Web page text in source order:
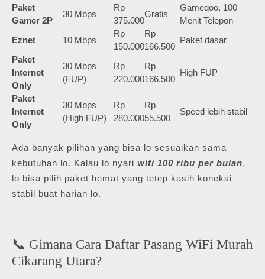
Paket
Gamer 2P
30 Mbps
Rp
375.000
Gratis
Gameqoo, 100
Menit Telepon
Eznet
10 Mbps
Rp
150.000
Rp
166.500
Paket dasar
Paket
Internet
Only
30 Mbps
(FUP)
Rp
220.000
Rp
166.500
High FUP
Paket
Internet
Only
30 Mbps
(High FUP)
Rp
280.000
Rp
55.500
Speed lebih stabil
Ada banyak pilihan yang bisa lo sesuaikan sama
kebutuhan lo. Kalau lo nyari wifi 100 ribu per bulan,
lo bisa pilih paket hemat yang tetep kasih koneksi
stabil buat harian lo.
📞 Gimana Cara Daftar Pasang WiFi Murah
Cikarang Utara?